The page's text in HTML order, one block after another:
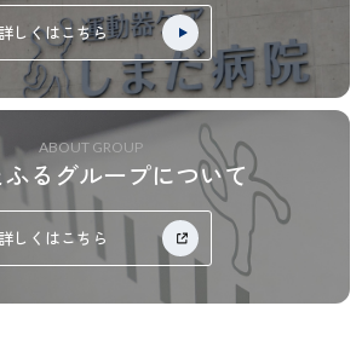
詳しくはこちら
ABOUT GROUP
ふるグループについて
詳しくはこちら